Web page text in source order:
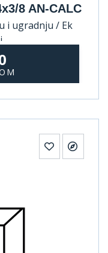
8 AN-CALC
i ugradnju / Ek